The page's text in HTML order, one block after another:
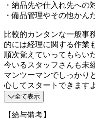
・納品先や仕入れ先への
・備品管理やその他かん
比較的カンタンな一般事
的には経理に関する作業
順次覚えていってもらい
今いるスタッフさんも未
マンツーマンでしっかり
心してスタートできます
全て表示
【給与備考】